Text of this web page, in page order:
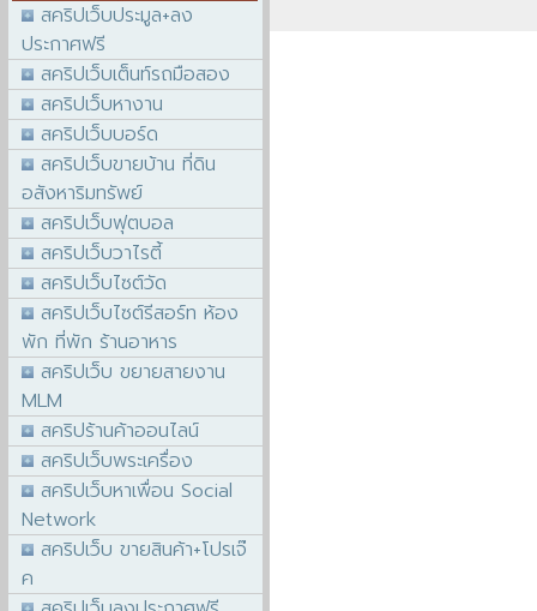
สคริปเว็บประมูล+ลง
ประกาศฟรี
สคริปเว็บเต็นท์รถมือสอง
สคริปเว็บหางาน
สคริปเว็บบอร์ด
สคริปเว็บขายบ้าน ที่ดิน
อสังหาริมทรัพย์
สคริปเว็บฟุตบอล
สคริปเว็บวาไรตี้
สคริปเว็บไซต์วัด
สคริปเว็บไซต์รีสอร์ท ห้อง
พัก ที่พัก ร้านอาหาร
สคริปเว็บ ขยายสายงาน
MLM
สคริปร้านค้าออนไลน์
สคริปเว็บพระเครื่อง
สคริปเว็บหาเพื่อน Social
Network
สคริปเว็บ ขายสินค้า+โปรเจ๊
ค